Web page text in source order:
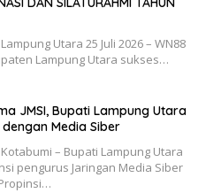
Lampung Utara 25 Juli 2026 – WN88
Lampung Utara sukses…
JMSI, Bupati Lampung Utara
Media Siber
Kotabumi – Bupati Lampung Utara
pengurus Jaringan Media Siber